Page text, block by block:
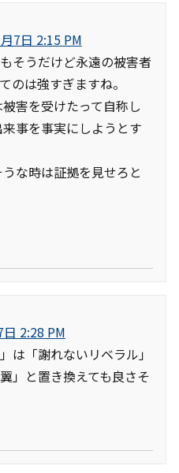
7日 2:15 PM
そうだけど永遠の被害者
のは強すぎますね。
害を受けたって自称し
事を事実にしようとす
な時は証拠を見せろと
2:28 PM
は「謝れないリベラル」
」と置き換えても良さそ